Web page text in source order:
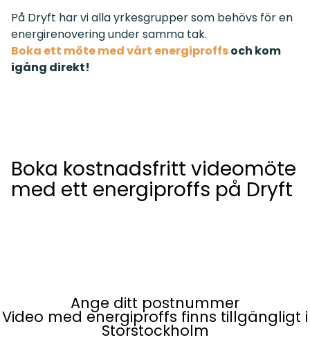
På Dryft har vi alla yrkesgrupper som behövs för en
energirenovering under samma tak.
Boka ett möte med vårt energiproffsoch kom
igång direkt!
Ange ditt postnummer
Video med energiproffs finns tillgängligt i
Storstockholm
Boka kostnadsfritt videomöte
med ett energiproffs på Dryft